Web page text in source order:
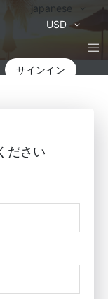
言
japanese
USD
サインイン
ださい